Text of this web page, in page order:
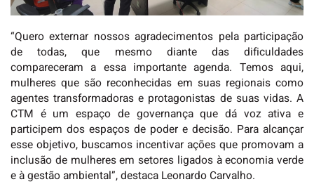
“Quero externar nossos agradecimentos pela participação
de todas, que mesmo diante das dificuldades
compareceram a essa importante agenda. Temos aqui,
mulheres que são reconhecidas em suas regionais como
agentes transformadoras e protagonistas de suas vidas. A
CTM é um espaço de governança que dá voz ativa e
participem dos espaços de poder e decisão. Para alcançar
esse objetivo, buscamos incentivar ações que promovam a
inclusão de mulheres em setores ligados à economia verde
e à gestão ambiental”, destaca Leonardo Carvalho.